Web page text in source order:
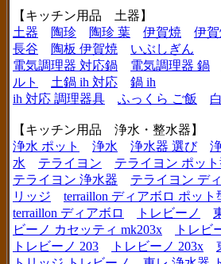
【キッチン用品 土器】
土器
陶珍 陶珍 葉 伊賀焼 伊
長谷
陶板 伊賀焼
いぶしぎん
電気調理器 対応鍋
電気調理器 鍋
ルト
土鍋 ih 対応
鍋 ih
ih 対応 調理器具
ふっくら ご飯
【キッチン用品 浄水・整水器】
浄水 ポット
浄水 浄水器 選び
水
テライヨン
テライヨン ポッ
テライヨン 浄水器
テライヨン デ
リッジ
terraillon ディアボロ ポット
terraillon ディアボロ
トレビーノ
ビーノ カセッティ mk203x
トレビ
トレビーノ 203
トレビーノ 203x